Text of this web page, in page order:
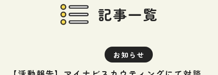
記事一覧
お知らせ